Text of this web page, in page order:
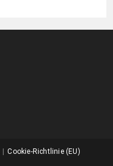
Cookie-Richtlinie (EU)